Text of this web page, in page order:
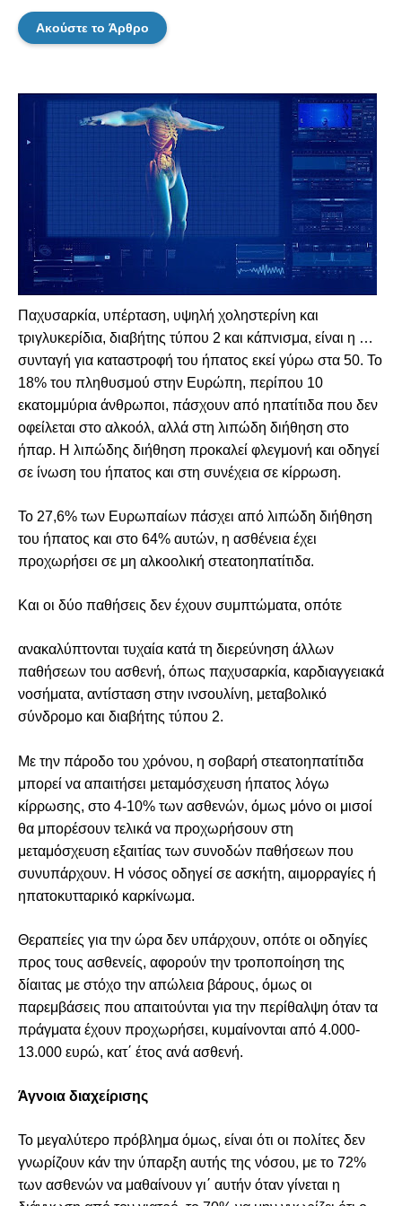
Ακούστε το Άρθρο
Παχυσαρκία, υπέρταση, υψηλή χοληστερίνη και
τριγλυκερίδια, διαβήτης τύπου 2 και κάπνισμα, είναι η …
συνταγή για καταστροφή του ήπατος εκεί γύρω στα 50. Το
18% του πληθυσμού στην Ευρώπη, περίπου 10
εκατομμύρια άνθρωποι, πάσχουν από ηπατίτιδα που δεν
οφείλεται στο αλκοόλ, αλλά στη λιπώδη διήθηση στο
ήπαρ. Η λιπώδης διήθηση προκαλεί φλεγμονή και οδηγεί
σε ίνωση του ήπατος και στη συνέχεια σε κίρρωση.
Το 27,6% των Ευρωπαίων πάσχει από λιπώδη διήθηση
του ήπατος και στο 64% αυτών, η ασθένεια έχει
προχωρήσει σε μη αλκοολική στεατοηπατίτιδα.
Και οι δύο παθήσεις δεν έχουν συμπτώματα, οπότε
ανακαλύπτονται τυχαία κατά τη διερεύνηση άλλων
παθήσεων του ασθενή, όπως παχυσαρκία, καρδιαγγειακά
νοσήματα, αντίσταση στην ινσουλίνη, μεταβολικό
σύνδρομο και διαβήτης τύπου 2.
Με την πάροδο του χρόνου, η σοβαρή στεατοηπατίτιδα
μπορεί να απαιτήσει μεταμόσχευση ήπατος λόγω
κίρρωσης, στο 4-10% των ασθενών, όμως μόνο οι μισοί
θα μπορέσουν τελικά να προχωρήσουν στη
μεταμόσχευση εξαιτίας των συνοδών παθήσεων που
συνυπάρχουν. Η νόσος οδηγεί σε ασκήτη, αιμορραγίες ή
ηπατοκυτταρικό καρκίνωμα.
Θεραπείες για την ώρα δεν υπάρχουν, οπότε οι οδηγίες
προς τους ασθενείς, αφορούν την τροποποίηση της
δίαιτας με στόχο την απώλεια βάρους, όμως οι
παρεμβάσεις που απαιτούνται για την περίθαλψη όταν τα
πράγματα έχουν προχωρήσει, κυμαίνονται από 4.000-
13.000 ευρώ, κατ΄ έτος ανά ασθενή.
Άγνοια διαχείρισης
Το μεγαλύτερο πρόβλημα όμως, είναι ότι οι πολίτες δεν
γνωρίζουν κάν την ύπαρξη αυτής της νόσου, με το 72%
των ασθενών να μαθαίνουν γι΄ αυτήν όταν γίνεται η